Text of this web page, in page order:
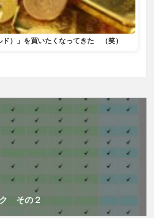
ド）」を買いたくなってきた （笑）
その２